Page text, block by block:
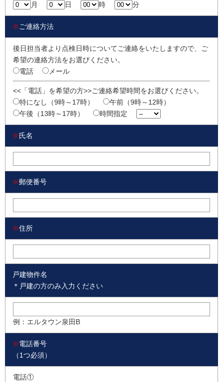
月
日 時 分
※ ご連絡方法
後日担当者より点検日時についてご連絡をいたしますので、ご
希望の連絡方法をお選びください。
電話
メール
<<「電話」を希望の方>>ご連絡希望時間をお選びください。
特になし（9時～17時）
午前（9時～12時）
午後（13時～17時）
時間指定
※ 氏名
※郵便番号
※住所
戸建物件名
＊戸建の方のみ入力ください
例：エルタウン泉田B
※ 電話番号
（1つ必須）
電話①